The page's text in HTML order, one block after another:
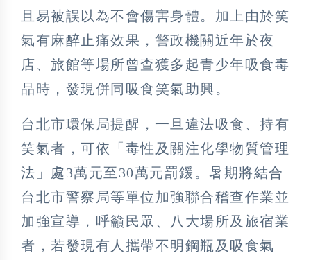
且易被誤以為不會傷害身體。加上由於笑
氣有麻醉止痛效果，警政機關近年於夜
店、旅館等場所曾查獲多起青少年吸食毒
品時，發現併同吸食笑氣助興。
台北市環保局提醒，一旦違法吸食、持有
笑氣者，可依「毒性及關注化學物質管理
法」處3萬元至30萬元罰鍰。暑期將結合
台北市警察局等單位加強聯合稽查作業並
加強宣導，呼籲民眾、八大場所及旅宿業
者，若發現有人攜帶不明鋼瓶及吸食氣